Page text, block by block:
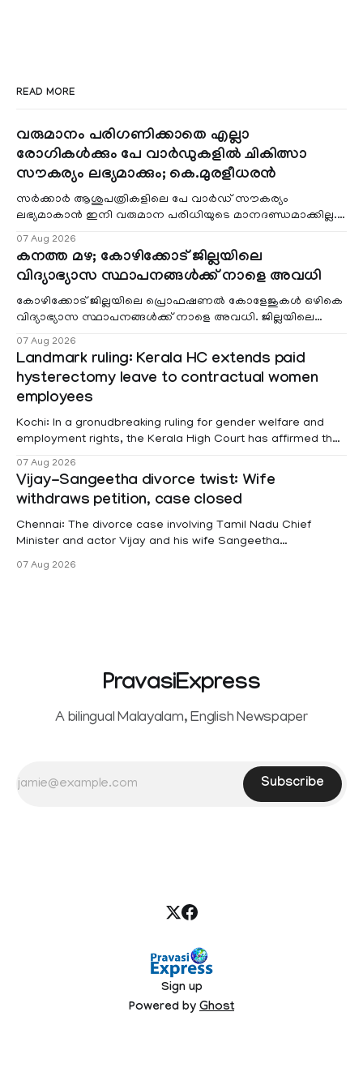
READ MORE
വരുമാനം പരിഗണിക്കാതെ എല്ലാ
രോഗികൾക്കും പേ വാർഡുകളിൽ ചികിത്സാ
സൗകര്യം ലഭ്യമാക്കും; കെ.മുരളീധരൻ
സർക്കാർ ആശുപത്രികളിലെ പേ വാർഡ് സൗകര്യം
ലഭ്യമാകാൻ ഇനി വരുമാന പരിധിയുടെ മാനദണ്ഡമാക്കില്ല.
07 Aug 2026
കനത്ത മഴ; കോഴിക്കോട് ജില്ലയിലെ
വിദ്യാഭ്യാസ സ്ഥാപനങ്ങൾക്ക് നാളെ അവധി
കോഴിക്കോട് ജില്ലയിലെ പ്രൊഫഷണൽ കോളേജുകൾ ഒഴികെ
വിദ്യാഭ്യാസ സ്ഥാപനങ്ങൾക്ക് നാളെ അവധി. ജില്ലയിലെ
07 Aug 2026
Landmark ruling: Kerala HC extends paid
hysterectomy leave to contractual women
employees
Kochi: In a gronudbreaking ruling for gender welfare and
employment rights, the Kerala High Court has affirmed that
projects are eligible for paid medical leave following
hysterectomy surgery under the Kerala Service Rules
(KSR). The court noted that since essential benefits like
maternity
07 Aug 2026
Vijay-Sangeetha divorce twist: Wife
withdraws petition, case closed
Chennai: The divorce case involving Tamil Nadu Chief
Minister and actor Vijay and his wife Sangeetha
Sowrnalingam has taken a new turn after Sangeetha
07 Aug 2026
PravasiExpress
A bilingual Malayalam, English Newspaper
Subscribe
Sign up
Powered by Ghost